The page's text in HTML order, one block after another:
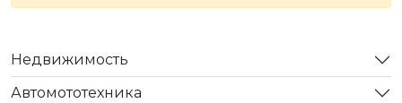
Недвижимость
Автомототехника